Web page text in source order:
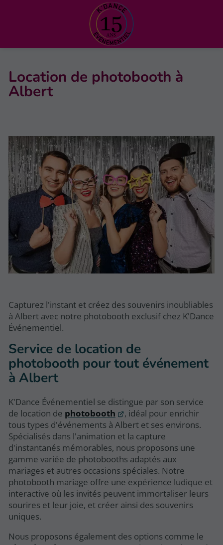
Location de photobooth à
Albert
Capturez l'instant et créez des souvenirs inoubliables
à Albert avec notre photobooth exclusif chez K'Dance
Événementiel.
Service de location de
photobooth pour tout événement
à Albert
K'Dance Événementiel se distingue par son service
de location de photobooth
, idéal pour enrichir
tous types d'événements à Albert et ses environs.
Spécialisés dans l'animation et la capture
d'instantanés mémorables, nous proposons une
gamme variée de photobooths adaptés aux
mariages et autres occasions spéciales. Notre
photobooth mariage offre une expérience ludique et
interactive où les invités peuvent immortaliser leurs
sourires et leur joie, et créer ainsi des souvenirs
uniques.
Nous proposons également des options comme le